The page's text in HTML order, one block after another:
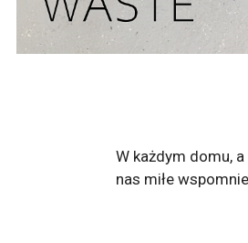
W każdym domu,
nas miłe